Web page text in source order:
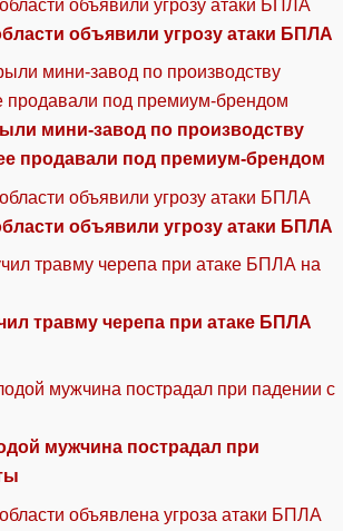
объявили угрозу атаки БПЛА
мини-завод по производству
продавали под премиум-брендом
объявили угрозу атаки БПЛА
травму черепа при атаке БПЛА
мужчина пострадал при